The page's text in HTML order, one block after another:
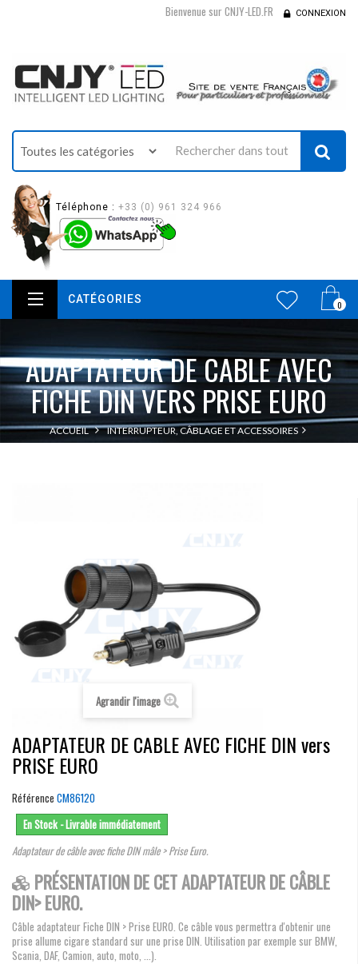
Bienvenue sur CNJY-LED.FR CONNEXION
Téléphone : +33 (0) 961 324 966
0
CATÉGORIES
ADAPTATEUR DE CABLE AVEC
FICHE DIN VERS PRISE EURO
ACCUEIL
INTERRUPTEUR, CÂBLAGE ET ACCESSOIRES
Agrandir l'image
ADAPTATEUR DE CABLE AVEC FICHE DIN vers
PRISE EURO
Référence CM86120
En Stock - Livrable immédiatement
Adaptateur de câble avec fiche DIN mâle > Prise Euro.
PRÉSENTATION DE CET ADAPTATEUR DE CÂBLE
DIN> EURO.
Câble adaptateur Fiche DIN > Prise EURO. Ce câble vous permettra d'obtenir une
prise allume cigare standard sur une prise DIN. Utilisation par exemple sur BMW,
Scania, DAF, Camion, auto, moto, ...).